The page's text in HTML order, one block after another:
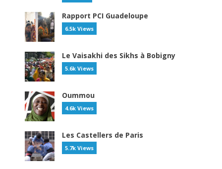
Rapport PCI Guadeloupe
6.5k Views
Le Vaisakhi des Sikhs à Bobigny
5.6k Views
Oummou
4.6k Views
Les Castellers de Paris
5.7k Views